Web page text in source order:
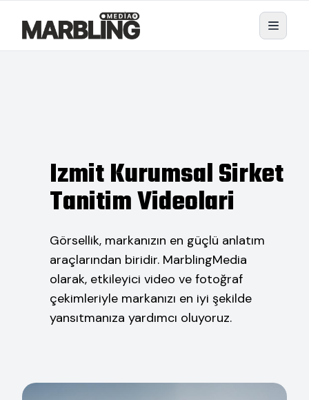
Izmit Kurumsal Sirket
Tanitim Videolari
Görsellik, markanızın en güçlü anlatım
araçlarından biridir. MarblingMedia
olarak, etkileyici video ve fotoğraf
çekimleriyle markanızı en iyi şekilde
yansıtmanıza yardımcı oluyoruz.